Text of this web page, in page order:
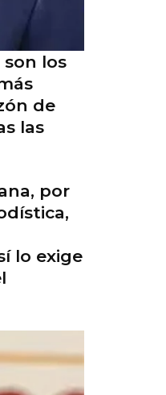
los
de
las
por
lo exige